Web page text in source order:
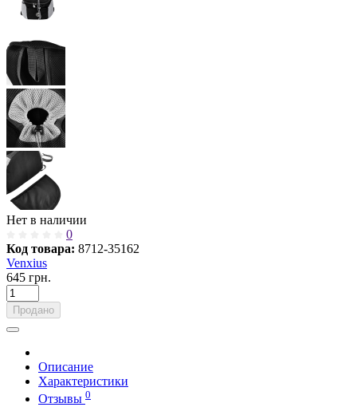
Нет в наличии
0
Код товара: 8712-35162
Venxius
645 грн.
Продано
Описание
Характеристики
Отзывы 0